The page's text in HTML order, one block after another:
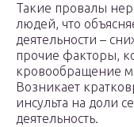
Такие провалы
людей, что
деятельности –
прочие факторы,
кровообращение
Возникает
инсульта на доли
деятельность.